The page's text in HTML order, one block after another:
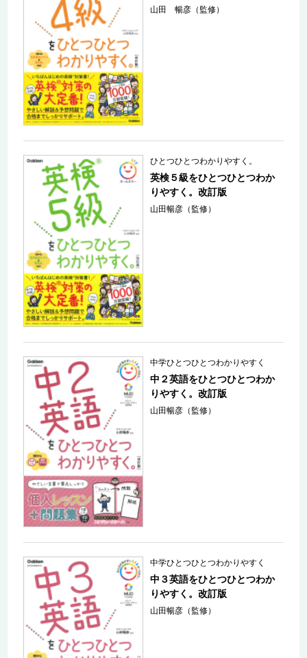
山田 暢彦（監修）
ひとつひとつわかりやすく。
英検５級をひとつひとつわか
りやすく。改訂版
山田暢彦（監修）
中学ひとつひとつわかりやすく
中２英語をひとつひとつわか
りやすく。改訂版
山田暢彦（監修）
中学ひとつひとつわかりやすく
中３英語をひとつひとつわか
りやすく。改訂版
山田暢彦（監修）